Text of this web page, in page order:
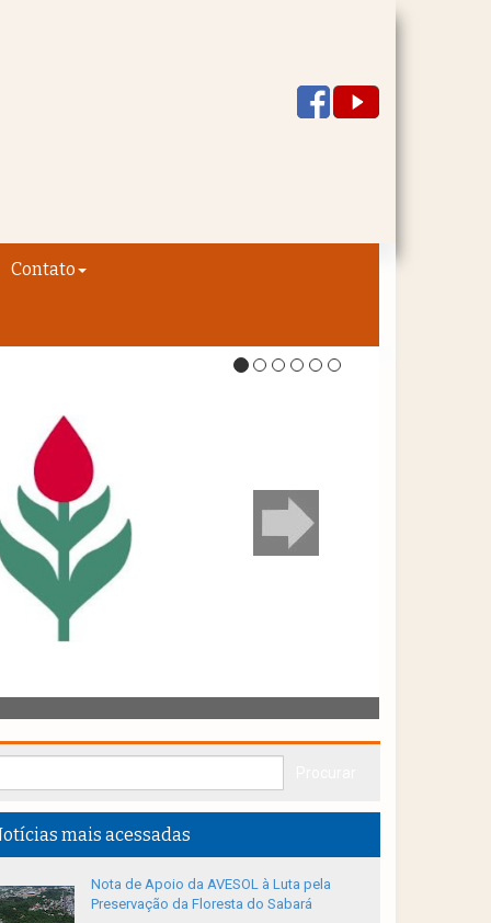
Contato
mais acessadas
Nota de Apoio da AVESOL à Luta pela
Preservação da Floresta do Sabará